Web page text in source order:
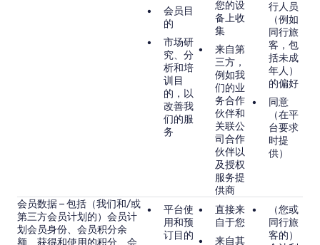
会员目
的
市场研
究、分
析和培
训目
的，以
改善我
们的服
务
您的设
备上收
集
来自第
三方，
例如我
们的业
务合作
伙伴和
关联公
司合作
伙伴以
及授权
服务提
供商
行人员
（例如
同行旅
客，包
括未成
年人）
的偏好
同意
（在平
台要求
时提
供）
会员数据 – 包括（我们和/或
第三方会员计划的）会员计
划会员身份、会员积分余
额、获得和使用的积分、会
平台使
用和预
订目的
直接来
自于您
来自其
（您或
同行旅
客的）